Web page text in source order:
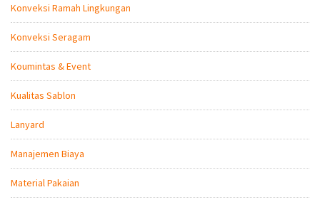
Konveksi Ramah Lingkungan
Konveksi Seragam
Koumintas & Event
Kualitas Sablon
Lanyard
Manajemen Biaya
Material Pakaian